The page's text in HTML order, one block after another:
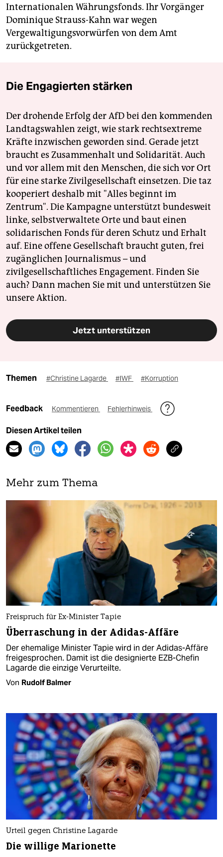
Internationalen Währungsfonds. Ihr Vorgänger
Dominique Strauss-Kahn war wegen
Vergewaltigungsvorwürfen von dem Amt
zurückgetreten.
Die Engagierten stärken
Der drohende Erfolg der AfD bei den kommenden
Landtagswahlen zeigt, wie stark rechtsextreme
Kräfte inzwischen geworden sind. Gerade jetzt
braucht es Zusammenhalt und Solidarität. Auch
und vor allem mit den Menschen, die sich vor Ort
für eine starke Zivilgesellschaft einsetzen. Die taz
kooperiert deshalb mit "Alles beginnt im
Zentrum". Die Kampagne unterstützt bundesweit
linke, selbstverwaltete Orte und baut einen
solidarischen Fonds für deren Schutz und Erhalt
auf. Eine offene Gesellschaft braucht guten, frei
zugänglichen Journalismus – und
zivilgesellschaftliches Engagement. Finden Sie
auch? Dann machen Sie mit und unterstützen Sie
unsere Aktion.
Jetzt unterstützen
Themen #Christine Lagarde #IWF #Korruption
Feedback Kommentieren Fehlerhinweis
Diesen Artikel teilen
Mehr zum Thema
Freispruch für Ex-Minister Tapie
Überraschung in der Adidas-Affäre
Der ehemalige Minister Tapie wird in der Adidas-Affäre
freigesprochen. Damit ist die designierte EZB-Chefin
Lagarde die einzige Verurteilte.
Von Rudolf Balmer
Urteil gegen Christine Lagarde
Die willige Marionette